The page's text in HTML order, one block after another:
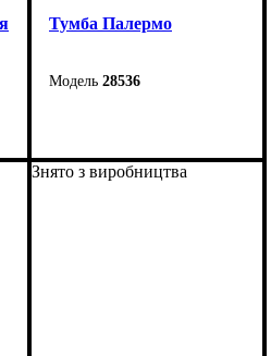
Тумба Палермо
28536
Высота: 48,5 см
Глубина: 38 см
Знято з виробництва